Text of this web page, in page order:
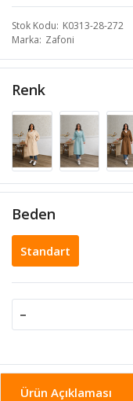
Stok Kodu K0313-28-272
Marka Zafoni
Renk
Beden
Standart
-
Ürün Açıklaması